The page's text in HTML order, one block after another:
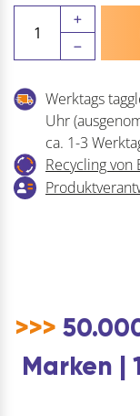
Klammern
Type
Stahldraht
Menge
Werktags
Uhr
ca. 1-3
Recycling
>>>
Marken |